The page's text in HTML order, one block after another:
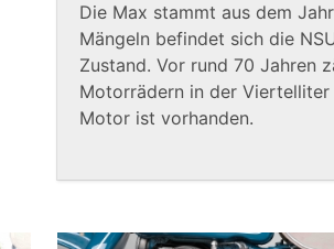
Die Max stammt aus dem
Mängeln befindet sich die
Zustand. Vor rund 70 Jahren
Motorrädern in der
Motor ist vorhanden.